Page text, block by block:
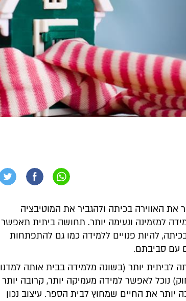
האווירה בכיתה ולהגביר את המוטיבציה
למזמינה ונעימה יותר. תחושה ביתית תאפשר
להיות פנויים ללמידה כמו גם להתפתחות
עם סביבתם.
לביתית יותר (בשונה מלמידה בבית אותה למדנו
נוכל לאפשר למידה מעמיקה יותר, קרובה יותר
את החיים שמחוץ לבית הספר. עיצוב נכון